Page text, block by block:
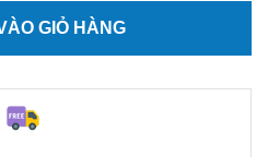
GIỎ HÀNG